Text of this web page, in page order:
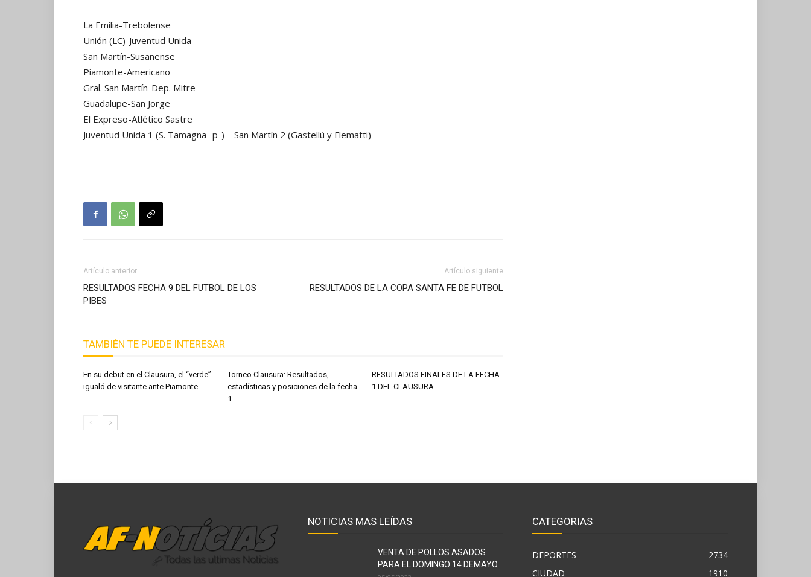
La Emilia-Trebolense
Unión (LC)-Juventud Unida
San Martín-Susanense
Piamonte-Americano
Gral. San Martín-Dep. Mitre
Guadalupe-San Jorge
El Expreso-Atlético Sastre
Juventud Unida 1 (S. Tamagna -p-) – San Martín 2 (Gastellú y Flematti)
Artículo anterior
RESULTADOS FECHA 9 DEL FUTBOL DE LOS
PIBES
Artículo siguiente
RESULTADOS DE LA COPA SANTA FE DE FUTBOL
TAMBIÉN TE PUEDE INTERESAR
En su debut en el Clausura, el “verde”
igualó de visitante ante Piamonte
Torneo Clausura: Resultados,
estadísticas y posiciones de la fecha
1
RESULTADOS FINALES DE LA FECHA
1 DEL CLAUSURA
NOTICIAS MAS LEÍDAS
VENTA DE POLLOS ASADOS
PARA EL DOMINGO 14 DEMAYO
CATEGORÍAS
DEPORTES
2734
CIUDAD
1910